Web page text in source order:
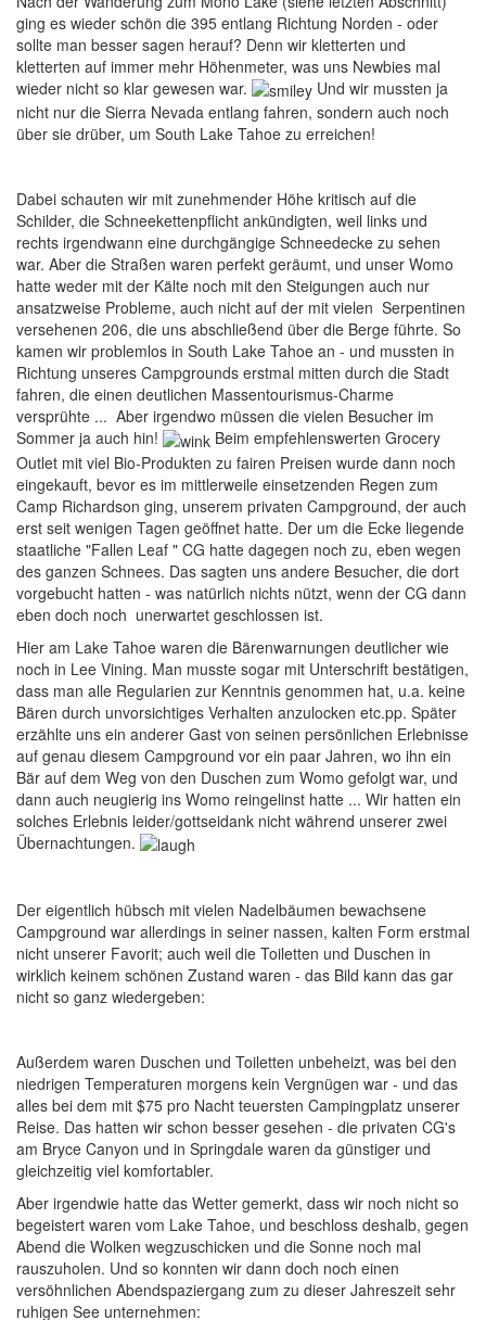
ging es wieder schön die 395 entlang Richtung Norden - oder
sollte man besser sagen herauf? Denn wir kletterten und
kletterten auf immer mehr Höhenmeter, was uns Newbies mal
wieder nicht so klar gewesen war.
Und wir mussten ja
nicht nur die Sierra Nevada entlang fahren, sondern auch noch
über sie drüber, um South Lake Tahoe zu erreichen!
Dabei schauten wir mit zunehmender Höhe kritisch auf die
Schilder, die Schneekettenpflicht ankündigten, weil links und
rechts irgendwann eine durchgängige Schneedecke zu sehen
war. Aber die Straßen waren perfekt geräumt, und unser Womo
hatte weder mit der Kälte noch mit den Steigungen auch nur
ansatzweise Probleme, auch nicht auf der mit vielen Serpentinen
versehenen 206, die uns abschließend über die Berge führte. So
kamen wir problemlos in South Lake Tahoe an - und mussten in
Richtung unseres Campgrounds erstmal mitten durch die Stadt
fahren, die einen deutlichen Massentourismus-Charme
versprühte ... Aber irgendwo müssen die vielen Besucher im
Sommer ja auch hin!
Beim empfehlenswerten Grocery
Outlet mit viel Bio-Produkten zu fairen Preisen wurde dann noch
eingekauft, bevor es im mittlerweile einsetzenden Regen zum
Camp Richardson ging, unserem privaten Campground, der auch
erst seit wenigen Tagen geöffnet hatte. Der um die Ecke liegende
staatliche "Fallen Leaf " CG hatte dagegen noch zu, eben wegen
des ganzen Schnees. Das sagten uns andere Besucher, die dort
vorgebucht hatten - was natürlich nichts nützt, wenn der CG dann
eben doch noch unerwartet geschlossen ist.
Hier am Lake Tahoe waren die Bärenwarnungen deutlicher wie
noch in Lee Vining. Man musste sogar mit Unterschrift bestätigen,
dass man alle Regularien zur Kenntnis genommen hat, u.a. keine
Bären durch unvorsichtiges Verhalten anzulocken etc.pp. Später
erzählte uns ein anderer Gast von seinen persönlichen Erlebnisse
auf genau diesem Campground vor ein paar Jahren, wo ihn ein
Bär auf dem Weg von den Duschen zum Womo gefolgt war, und
dann auch neugierig ins Womo reingelinst hatte ... Wir hatten ein
solches Erlebnis leider/gottseidank nicht während unserer zwei
Übernachtungen.
Der eigentlich hübsch mit vielen Nadelbäumen bewachsene
Campground war allerdings in seiner nassen, kalten Form erstmal
nicht unserer Favorit; auch weil die Toiletten und Duschen in
wirklich keinem schönen Zustand waren - das Bild kann das gar
nicht so ganz wiedergeben:
Außerdem waren Duschen und Toiletten unbeheizt, was bei den
niedrigen Temperaturen morgens kein Vergnügen war - und das
alles bei dem mit $75 pro Nacht teuersten Campingplatz unserer
Reise. Das hatten wir schon besser gesehen - die privaten CG's
am Bryce Canyon und in Springdale waren da günstiger und
gleichzeitig viel komfortabler.
Aber irgendwie hatte das Wetter gemerkt, dass wir noch nicht so
begeistert waren vom Lake Tahoe, und beschloss deshalb, gegen
Abend die Wolken wegzuschicken und die Sonne noch mal
rauszuholen. Und so konnten wir dann doch noch einen
versöhnlichen Abendspaziergang zum zu dieser Jahreszeit sehr
ruhigen See unternehmen: